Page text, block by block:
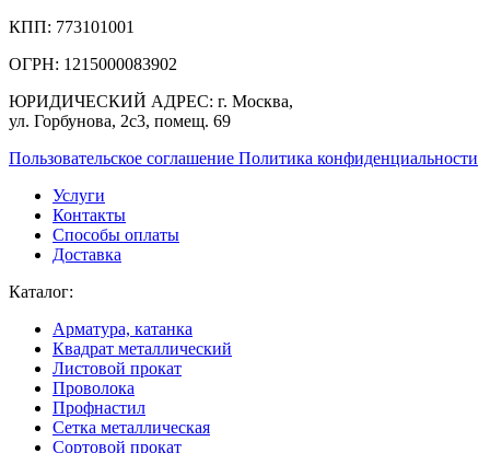
КПП: 773101001
ОГРН: 1215000083902
ЮРИДИЧЕСКИЙ АДРЕС: г. Москва,
ул. Горбунова, 2с3, помещ. 69
Пользовательское соглашение Политика конфиденциальности
Услуги
Контакты
Способы оплаты
Доставка
Каталог:
Арматура, катанка
Квадрат металлический
Листовой прокат
Проволока
Профнастил
Сетка металлическая
Сортовой прокат